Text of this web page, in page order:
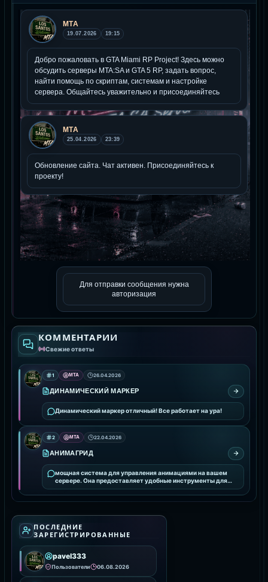
Для отправки сообщения нужна
авторизация
КОММЕНТАРИИ
Свежие ответы
1 MTA 26.04.2026
ДИНАМИЧЕСКИЙ МАРКЕР
Динамический маркер отличный! Все работает на ура!
2 MTA 22.04.2026
АНИМАГРИД
мощная система для управления анимациями на вашем
сервере. Она предоставляет удобные инструменты для
интеграции и настройки анимаций, улучшая визуальное
ПОСЛЕДНИЕ
ЗАРЕГИСТРИРОВАННЫЕ
pavel333
Пользователи 06.08.2026